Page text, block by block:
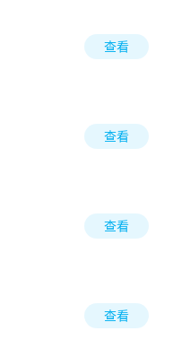
查看
查看
查看
查看